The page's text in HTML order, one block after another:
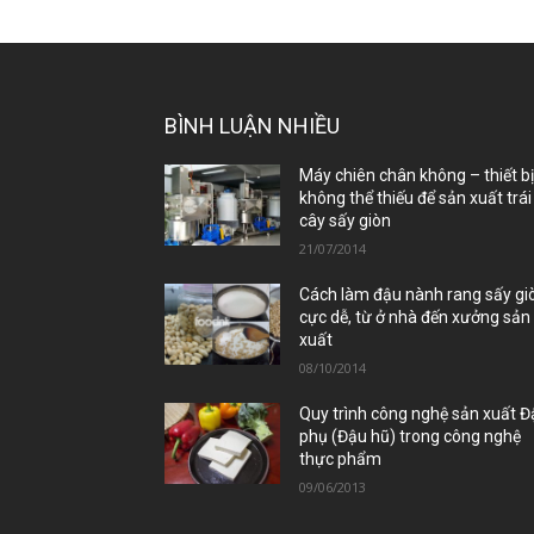
BÌNH LUẬN NHIỀU
Máy chiên chân không – thiết bị
không thể thiếu để sản xuất trái
cây sấy giòn
21/07/2014
Cách làm đậu nành rang sấy
cực dễ, từ ở nhà đến xưởng sản
xuất
08/10/2014
Quy trình công nghệ sản xuất
phụ (Đậu hũ) trong công nghệ
thực phẩm
09/06/2013